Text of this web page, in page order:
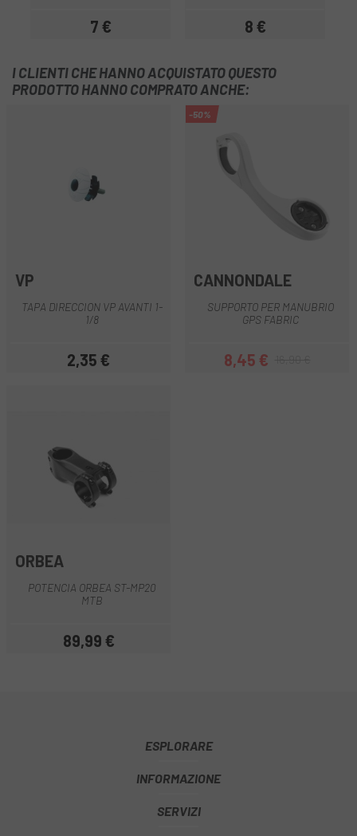
Prezzo
7 € Prezzo
8 €
I CLIENTI CHE HANNO ACQUISTATO QUESTO
PRODOTTO HANNO COMPRATO ANCHE:
VP
TAPA DIRECCION VP AVANTI 1-
1/8
Prezzo
2,35 €
-50%
CANNONDALE
SUPPORTO PER MANUBRIO
GPS FABRIC
Prezzo
8,45 €Prezzo base
ORBEA
POTENCIA ORBEA ST-MP20
MTB
Prezzo
89,99 €
ESPLORARE
INFORMAZIONE
SERVIZI